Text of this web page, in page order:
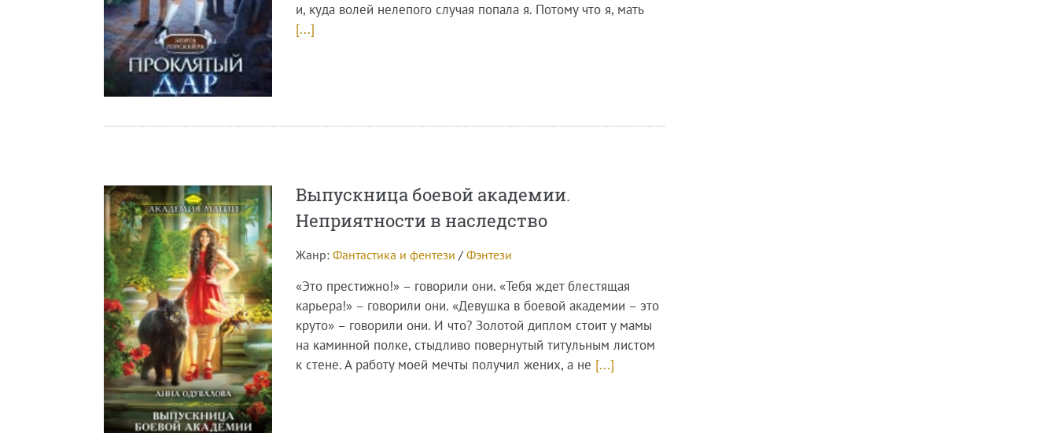
и, куда волей нелепого случая попала я. Потому что я, мать
[...]
Выпускница боевой академии.
Неприятности в наследство
Жанр: Фантастика и фентези / Фэнтези
«Это престижно!» – говорили они. «Тебя ждет блестящая
карьера!» – говорили они. «Девушка в боевой академии – это
круто» – говорили они. И что? Золотой диплом стоит у мамы
на каминной полке, стыдливо повернутый титульным листом
к стене. А работу моей мечты получил жених, а не [...]